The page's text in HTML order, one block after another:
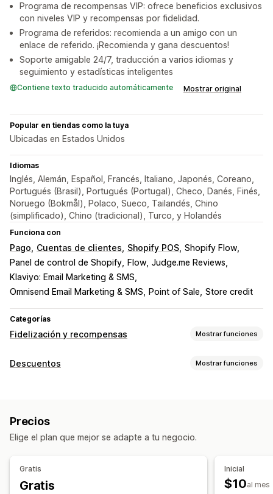
Programa de recompensas VIP: ofrece beneficios exclusivos
con niveles VIP y recompensas por fidelidad.
Programa de referidos: recomienda a un amigo con un
enlace de referido. ¡Recomienda y gana descuentos!
Soporte amigable 24/7, traducción a varios idiomas y
seguimiento y estadísticas inteligentes
Contiene texto traducido automáticamente Mostrar original
Popular en tiendas como la tuya
Ubicadas en Estados Unidos
Idiomas
Inglés, Alemán, Español, Francés, Italiano, Japonés, Coreano,
Portugués (Brasil), Portugués (Portugal), Checo, Danés, Finés,
Noruego (Bokmål), Polaco, Sueco, Tailandés, Chino
(simplificado), Chino (tradicional), Turco, y Holandés
Funciona con
Pago Cuentas de clientes Shopify POS Shopify Flow
Panel de control de Shopify
Flow Judge.me Reviews
Klaviyo: Email Marketing & SMS
Omnisend Email Marketing & SMS
Point of Sale Store credit
Categorías
Fidelización y recompensas Mostrar funciones
Tipos de programas
Las recompensas que puedes ofrecer
Envío gratis
Beneficios para miembros
Recompensas personalizadas
Descuentos Mostrar funciones
Descuentos globales
Envío gratis
Tarifas de envío Descuentos en el carrito
Recompensas
Descuentos personalizados
Precios
Elige el plan que mejor se adapte a tu negocio.
Gratis
Gratis
Inicial
$10al mes